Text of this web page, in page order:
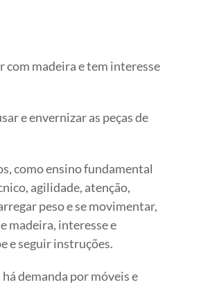
com madeira e tem interesse
e envernizar as peças de
como ensino fundamental
agilidade, atenção,
peso e se movimentar,
madeira, interesse e
e seguir instruções.
demanda por móveis e